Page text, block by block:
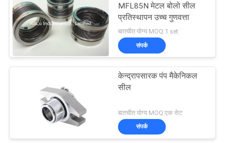
MFL85N मेटल बोलो सील
प्रतिस्थापन उच्च गुणवत्ता
बातचीत योग्य MOQ:1 set
संपर्क
केन्द्रापसारक पंप मैकेनिकल
सील
बातचीत योग्य MOQ:एक सेट
संपर्क